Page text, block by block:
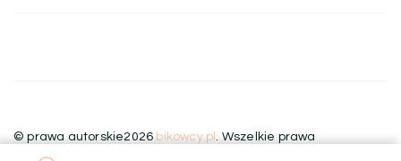
© prawa autorskie2026 bikowcy.pl. Wszelkie prawa